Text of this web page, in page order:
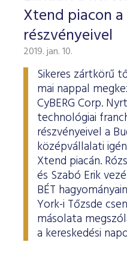
Xtend piacon a
részvényeivel
2019. jan. 10.
Sikeres zártkörű
mai nappal
CyBERG Corp.
technológiai
részvényeivel a
középvállalati
Xtend piacán.
és Szabó Erik
BÉT
York-i Tőzsde
másolata
a kereskedési